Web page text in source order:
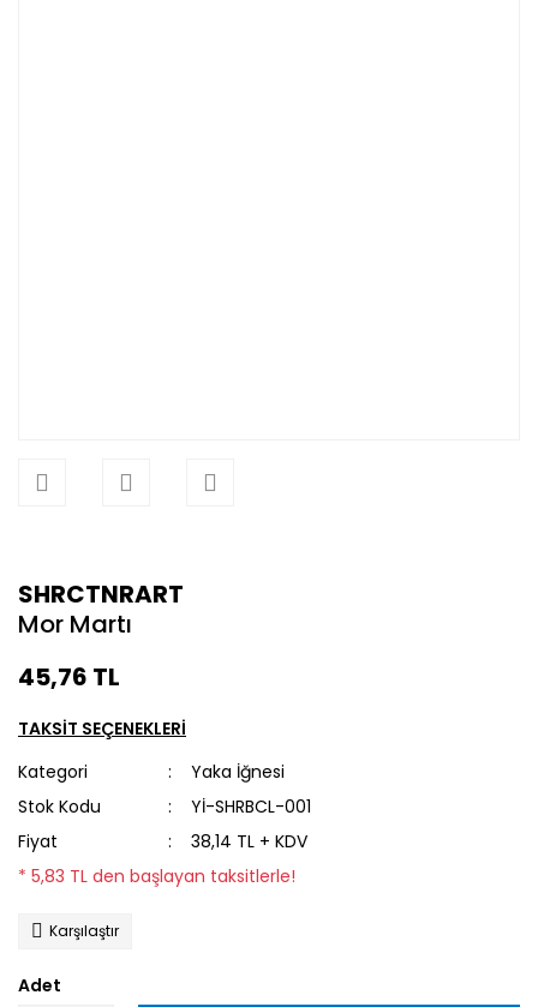
SHRCTNRART
Mor Martı
45,76 TL
TAKSİT SEÇENEKLERİ
Kategori
Yaka İğnesi
Stok Kodu
Yİ-SHRBCL-001
Fiyat
38,14 TL + KDV
* 5,83 TL den başlayan taksitlerle!
Karşılaştır
Adet